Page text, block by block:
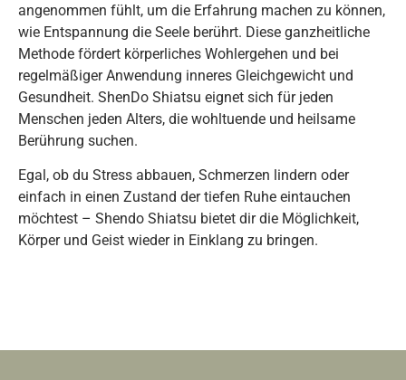
angenommen fühlt, um die Erfahrung machen zu können,
wie Entspannung die Seele berührt. Diese ganzheitliche
Methode fördert körperliches Wohlergehen und bei
regelmäßiger Anwendung inneres Gleichgewicht und
Gesundheit. ShenDo Shiatsu eignet sich für jeden
Menschen jeden Alters, die wohltuende und heilsame
Berührung suchen.
Egal, ob du Stress abbauen, Schmerzen lindern oder
einfach in einen Zustand der tiefen Ruhe eintauchen
möchtest – Shendo Shiatsu bietet dir die Möglichkeit,
Körper und Geist wieder in Einklang zu bringen.